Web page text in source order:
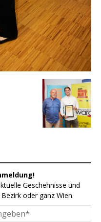
Geschehnisse und
oder ganz Wien.